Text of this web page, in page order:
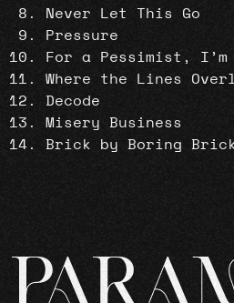
Never Let This Go
Pressure
For a Pessimist,
Where the Lines
Decode
Misery Business
Brick by Boring Brick